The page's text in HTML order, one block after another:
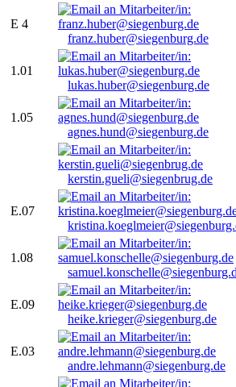
E 4
franz.huber@siegenburg.de
1.01
lukas.huber@siegenburg.de
1.05
agnes.hund@siegenburg.de
kerstin.gueli@siegenbrug.de
E.07
1.08
E.09
heike.krieger@siegenburg.de
E.03
andre.lehmann@siegenburg.de